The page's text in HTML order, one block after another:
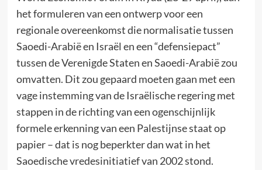
het formuleren van een ontwerp voor een
regionale overeenkomst die normalisatie tussen
Saoedi-Arabië en Israël en een “defensiepact”
tussen de Verenigde Staten en Saoedi-Arabië zou
omvatten. Dit zou gepaard moeten gaan met een
vage instemming van de Israëlische regering met
stappen in de richting van een ogenschijnlijk
formele erkenning van een Palestijnse staat op
papier – dat is nog beperkter dan wat in het
Saoedische vredesinitiatief van 2002 stond.